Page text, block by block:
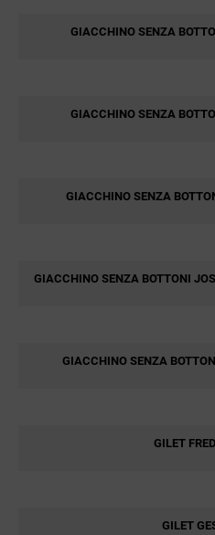
GIACCHINO SENZA
GIACCHINO SENZA
GIACCHINO SENZA
GIACCHINO SENZA BOTTONI
GIACCHINO SENZA
GILET
GILET